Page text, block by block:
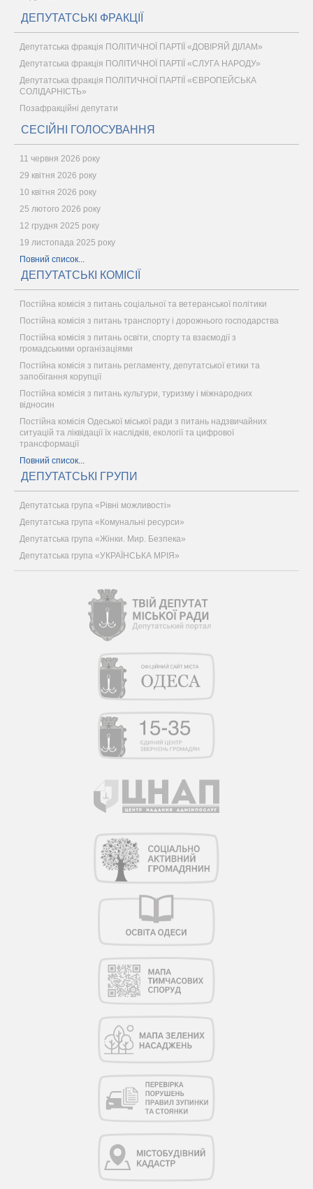
ДЕПУТАТСЬКІ ФРАКЦІЇ
Депутатська фракція ПОЛІТИЧНОЇ ПАРТІЇ «ДОВІРЯЙ ДІЛАМ»
Депутатська фракція ПОЛІТИЧНОЇ ПАРТІЇ «СЛУГА НАРОДУ»
Депутатська фракція ПОЛІТИЧНОЇ ПАРТІЇ «ЄВРОПЕЙСЬКА
СОЛІДАРНІСТЬ»
Позафракційні депутати
СЕСІЙНІ ГОЛОСУВАННЯ
11 червня 2026 року
29 квітня 2026 року
10 квітня 2026 року
25 лютого 2026 року
12 грудня 2025 року
19 листопада 2025 року
Повний список...
ДЕПУТАТСЬКІ КОМІСІЇ
Постійна комісія з питань соціальної та ветеранської політики
Постійна комісія з питань транспорту і дорожнього господарства
Постійна комісія з питань освіти, спорту та взаємодії з
громадськими організаціями
Постійна комісія з питань регламенту, депутатської етики та
запобігання корупції
Постійна комісія з питань культури, туризму і міжнародних
відносин
Постійна комісія Одеської міської ради з питань надзвичайних
ситуацій та ліквідації їх наслідків, екології та цифрової
трансформації
Повний список...
ДЕПУТАТСЬКІ ГРУПИ
Депутатська група «Рівні можливості»
Депутатська група «Комунальні ресурси»
Депутатська група «Жінки. Мир. Безпека»
Депутатська група «УКРАЇНСЬКА МРІЯ»